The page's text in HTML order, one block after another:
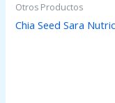
Otros Productos
Chia Seed Sara